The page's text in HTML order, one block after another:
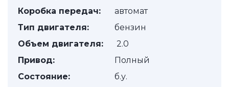
Коробка передач:
автомат
Тип двигателя:
бензин
Объем двигателя:
2.0
Привод:
Полный
Состояние:
б.у.